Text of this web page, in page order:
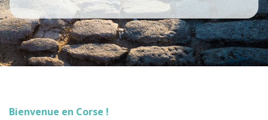
Bienvenue en Corse !